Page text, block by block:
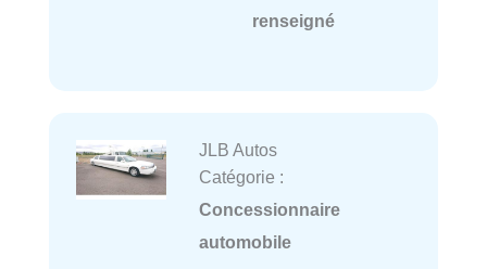
renseigné
JLB Autos
Catégorie :
Concessionnaire
automobile